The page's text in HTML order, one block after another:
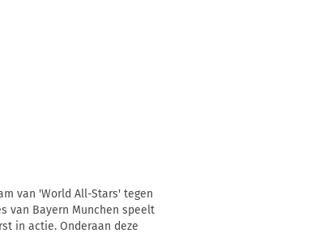
van 'World All-Stars' tegen
van Bayern Munchen speelt
in actie. Onderaan deze